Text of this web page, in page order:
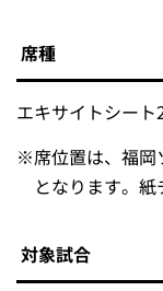
席種
エキサイトシート
※席位置は、福
となります。紙
対象試合